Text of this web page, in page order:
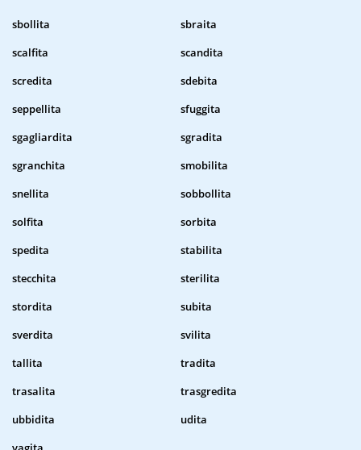
sbollita
sbraita
scalfita
scandita
scredita
sdebita
seppellita
sfuggita
sgagliardita
sgradita
sgranchita
smobilita
snellita
sobbollita
solfita
sorbita
spedita
stabilita
stecchita
sterilita
stordita
subita
sverdita
svilita
tallita
tradita
trasalita
trasgredita
ubbidita
udita